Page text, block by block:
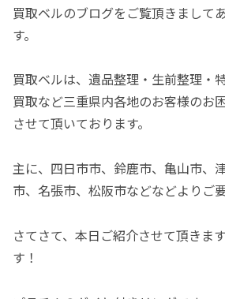
買取ベルのブログをご覧頂きまして
す。
買取ベルは、遺品整理・生前整理・
買取など三重県内各地のお客様のお
させて頂いております。
主に、四日市市、鈴鹿市、亀山市、
市、名張市、松阪市などなどよりご
さてさて、本日ご紹介させて頂きま
す！